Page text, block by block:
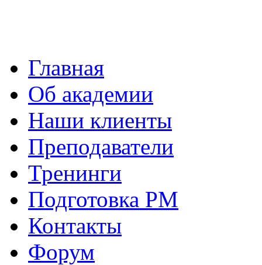
Главная
Об академии
Наши клиенты
Преподаватели
Тренинги
Подготовка PM
Контакты
Форум